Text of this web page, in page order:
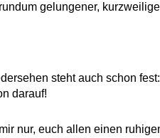
gelungener,
steht auch schon
darauf!
nur, euch allen einen